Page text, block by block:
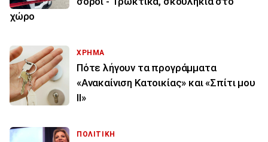
χώρο
ΧΡΗΜΑ
Πότε λήγουν τα προγράμματα
«Ανακαίνιση Κατοικίας» και «Σπίτι μου
ΙΙ»
ΠΟΛΙΤΙΚΗ